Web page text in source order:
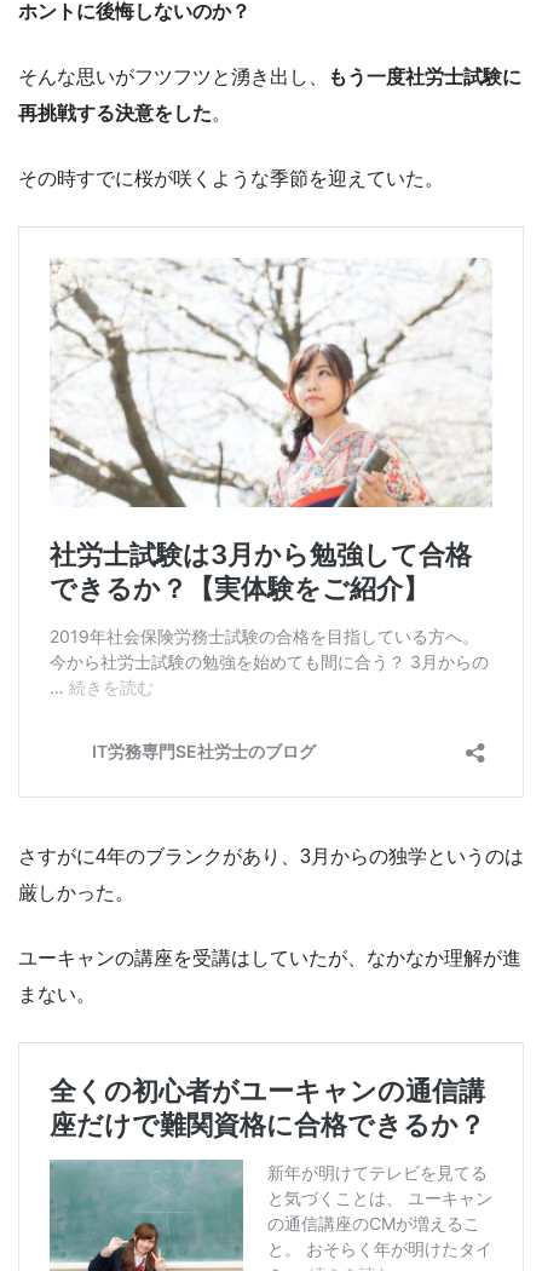
ホントに後悔しないのか？
そんな思いがフツフツと湧き出し、
もう一度社労士試験に
再挑戦する決意をした。
その時すでに桜が咲くような季節を迎えていた。
さすがに4年のブランクがあり、3月からの独学というのは
厳しかった。
ユーキャンの講座を受講はしていたが、なかなか理解が進
まない。